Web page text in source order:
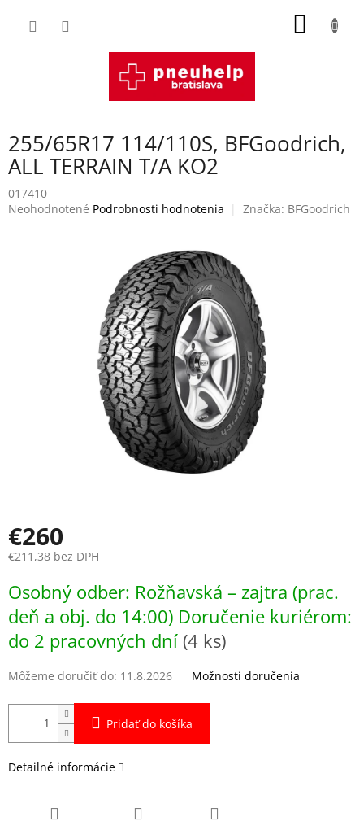
255/65R17 114/110S, BFGoodrich,
ALL TERRAIN T/A KO2
017410
Priemerné
Neohodnotené Podrobnosti hodnotenia Značka: BFGoodrich
€260
€211,38 bez DPH
cena:
Osobný odber: Rožňavská – zajtra (prac.
deň a obj. do 14:00) Doručenie kuriérom:
do 2 pracovných dní (4 ks)
Môžeme doručiť do: 11.8.2026 Možnosti doručenia
Pridať do košíka
Detailné informácie